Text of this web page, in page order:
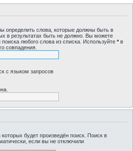
определить слова, которые должны быть в
в результатах быть не должно. Вы можете
поиска любого слова из списка. Используйте * в
совпадения.
с языком запросов
будет произведён поиск. Поиск в
если вы не отключили